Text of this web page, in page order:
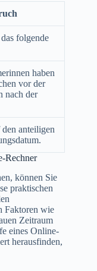
folgende
haben
vor der
nach der
anteiligen
Rechner
können Sie
praktischen
Faktoren wie
Zeitraum
eines Online-
herausfinden,